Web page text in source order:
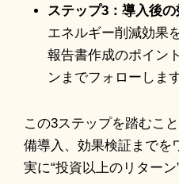
ステップ3：導入後
エネルギー削減効果
報告書作成のポイン
ンまでフォローします
この3ステップを踏むこ
備導入、効果検証までを
実に“投資以上のリターン